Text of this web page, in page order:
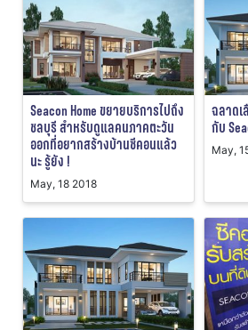
Seacon Home ขยายบริการไปถึง
ชลบุรี สำหรับดูแลคนภาคตะวัน
ออกที่อยากสร้างบ้านซีคอนแล้ว
นะ รู้ยัง !
May, 18 2018
ฉลาดเ
กับ
May,